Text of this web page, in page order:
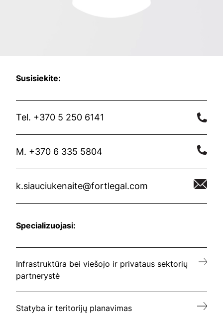
Susisiekite:
Tel. +370 5 250 6141
M. +370 6 335 5804
k.siauciukenaite@fortlegal.com
Specializuojasi:
Infrastruktūra bei viešojo ir privataus sektorių
partnerystė
Statyba ir teritorijų planavimas